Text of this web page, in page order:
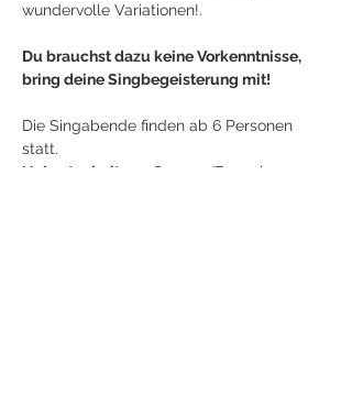
wundervolle Variationen!.
Du brauchst dazu keine Vorkenntnisse,
bring deine Singbegeisterung mit!
Die Singabende finden ab 6 Personen
statt.
Unkostenbeitrag:
€ 15,00/Erwachsenen